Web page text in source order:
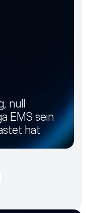
null
EMS sein
hat